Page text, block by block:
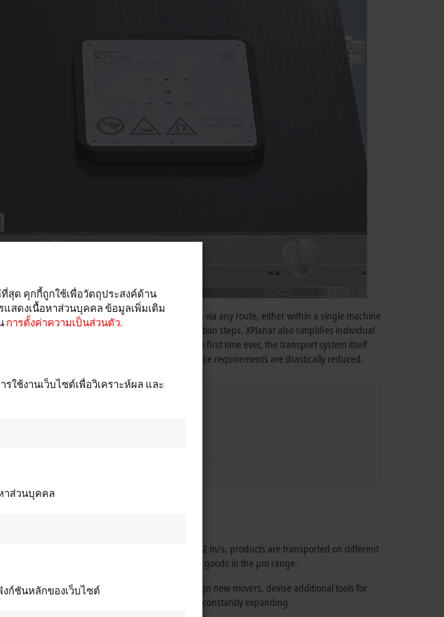
to transport individual goods to any location via any route, either within a single machine
cycle-time-optimized linking of individual production steps. XPlanar also simplifies individual
available for 6D product processing. For the first time ever, the transport system itself
guiding components. Cleaning and maintenance requirements are drastically reduced.
– including 360° rotation. Traveling at up to 2 m/s, products are transported on different
several movers act in combination and position goods in the µm range.
developers. Engineers and scientists design new movers, devise additional tools for
the possibilities and limits of the system are constantly expanding.
สุด คุกกี้ถูกใช้เพื่อวัตถุประสงค์ด้าน
สดงเนื้อหาส่วนบุคคล ข้อมูลเพิ่มเติม
การตั้งค่าความเป็นส่วนตัว.
ใช้งานเว็บไซต์เพื่อวิเคราะห์ผล และ
าส่วนบุคคล
งก์ชันหลักของเว็บไซต์